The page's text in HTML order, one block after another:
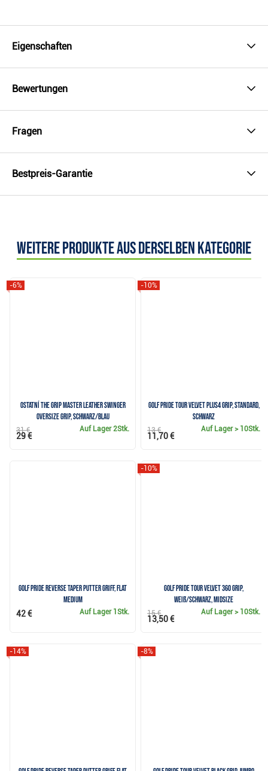
Eigenschaften
Bewertungen
Fragen
Bestpreis-Garantie
Weitere Produkte aus derselben Kategorie
Ostatní The Grip Master Leather Swinger
Oversize Grip, Schwarz/Blau
-6%
Auf Lager 2Stk.
31 €
29 €
Golf Pride Tour Velvet Plus4 Grip, Standard,
Schwarz
-10%
Auf Lager> 10Stk.
13 €
11,70 €
Golf Pride Reverse Taper Putter Griff, Flat
Medium
Auf Lager 1Stk.
42 €
Golf Pride Tour Velvet 360 Grip,
weiß/schwarz, Midsize
-10%
Auf Lager> 10Stk.
15 €
13,50 €
-14% -8%